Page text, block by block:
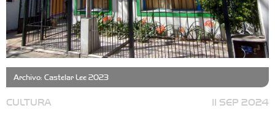
Archivo: Castelar Lee 2023
CULTURA 11 SEP 2024